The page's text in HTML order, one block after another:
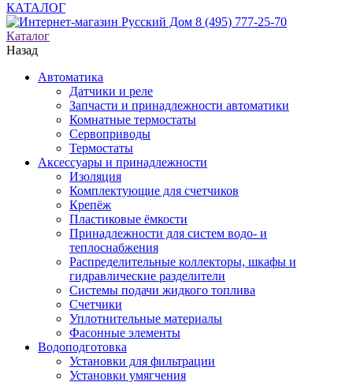
КАТАЛОГ
8 (495) 777-25-70
Каталог
Назад
Автоматика
Датчики и реле
Запчасти и принадлежности автоматики
Комнатные термостаты
Сервоприводы
Термостаты
Аксессуары и принадлежности
Изоляция
Комплектующие для счетчиков
Крепёж
Пластиковые ёмкости
Принадлежности для систем водо- и
теплоснабжения
Распределительные коллекторы, шкафы и
гидравлические разделители
Системы подачи жидкого топлива
Счетчики
Уплотнительные материалы
Фасонные элементы
Водоподготовка
Установки для фильтрации
Установки умягчения